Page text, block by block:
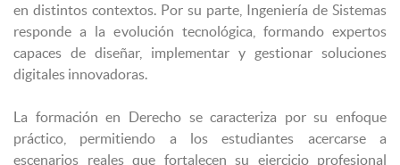
en distintos contextos. Por su parte, Ingeniería de Sistemas
responde a la evolución tecnológica, formando expertos
capaces de diseñar, implementar y gestionar soluciones
digitales innovadoras.
La formación en Derecho se caracteriza por su enfoque
práctico, permitiendo a los estudiantes acercarse a
escenarios reales que fortalecen su ejercicio profesional